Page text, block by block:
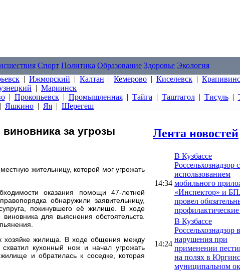
Спорт Политика Образование Здоровье Экология
| Ижморский | Калтан | Кемерово | Киселевск |
| Мариинск
| Прокопьевск| Промышленная| Тайга | Таштагол| Тисуль|
| Яшкино | Яя | Шерегеш
за угрозы
жительницу, которой мог угрожать
оказания помощи 47-летней
обнаружили заявительницу,
покинувшего её жилище. В ходе
для выяснения обстоятельств.
хозяйке жилища. В ходе общения между
кухонный нож и начал угрожать
и обратилась к соседке, которая
Лента новостей
14:34
В Кузбассе
Россельхознадзор с
использованием
мобильного
«Инспектор» и
провел
14:24
В Кузбассе
Россельхознадзор
нарушения при
применении
на полях в
муниципальном